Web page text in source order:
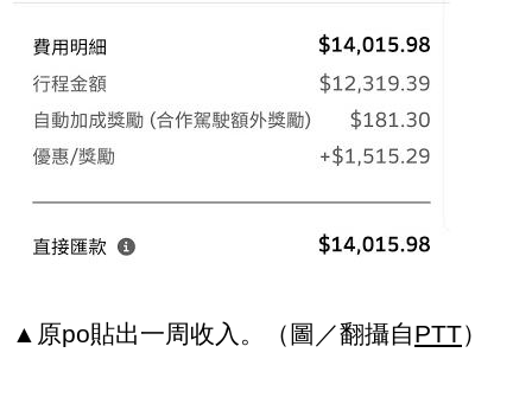
▲原po貼出一周收入。（圖／翻攝自PTT）